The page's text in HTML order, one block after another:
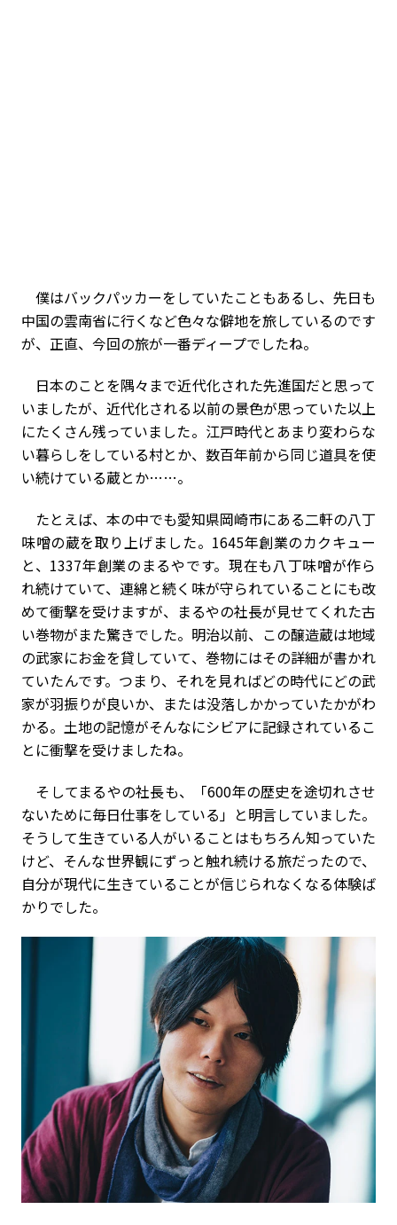
僕はバックパッカーをしていたこともあるし、先日も
中国の雲南省に行くなど色々な僻地を旅しているのです
が、正直、今回の旅が一番ディープでしたね。
日本のことを隅々まで近代化された先進国だと思って
いましたが、近代化される以前の景色が思っていた以上
にたくさん残っていました。江戸時代とあまり変わらな
い暮らしをしている村とか、数百年前から同じ道具を使
い続けている蔵とか……。
たとえば、本の中でも愛知県岡崎市にある二軒の八丁
味噌の蔵を取り上げました。1645年創業のカクキュー
と、1337年創業のまるやです。現在も八丁味噌が作ら
れ続けていて、連綿と続く味が守られていることにも改
めて衝撃を受けますが、まるやの社長が見せてくれた古
い巻物がまた驚きでした。明治以前、この醸造蔵は地域
の武家にお金を貸していて、巻物にはその詳細が書かれ
ていたんです。つまり、それを見ればどの時代にどの武
家が羽振りが良いか、または没落しかかっていたかがわ
かる。土地の記憶がそんなにシビアに記録されているこ
とに衝撃を受けましたね。
そしてまるやの社長も、「600年の歴史を途切れさせ
ないために毎日仕事をしている」と明言していました。
そうして生きている人がいることはもちろん知っていた
けど、そんな世界観にずっと触れ続ける旅だったので、
自分が現代に生きていることが信じられなくなる体験ば
かりでした。